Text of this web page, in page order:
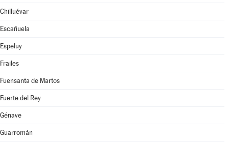
Chilluévar
Escañuela
Espeluy
Frailes
Fuensanta de Martos
Fuerte del Rey
Génave
Guarromán